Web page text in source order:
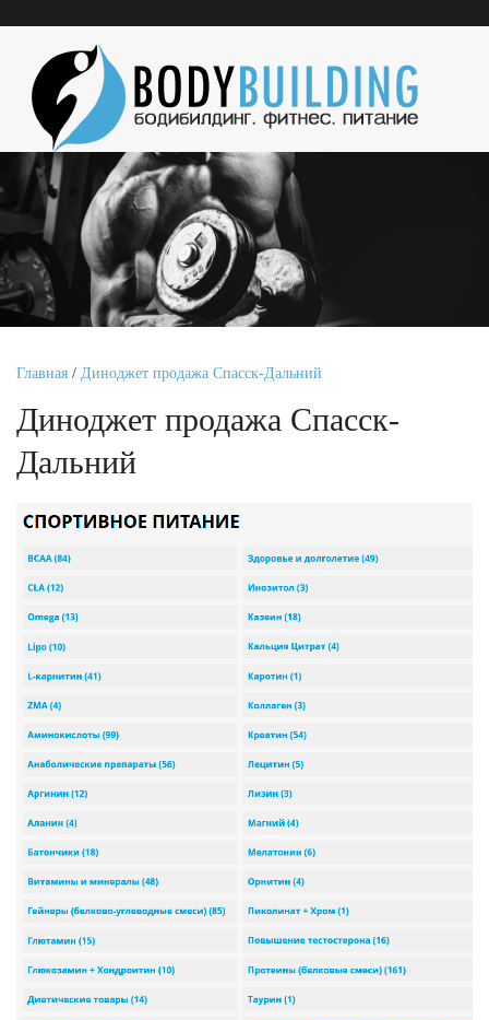
Главная / Диноджет продажа Спасск-Дальний
Диноджет продажа Спасск-
Дальний